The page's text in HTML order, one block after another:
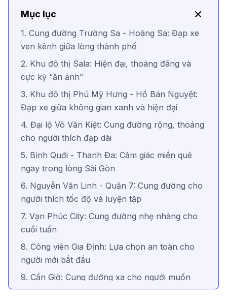
Mục lục
1. Cung đường Trường Sa - Hoàng Sa: Đạp xe
ven kênh giữa lòng thành phố
2. Khu đô thị Sala: Hiện đại, thoáng đãng và
cực kỳ “ăn ảnh”
3. Khu đô thị Phú Mỹ Hưng - Hồ Bán Nguyệt:
Đạp xe giữa không gian xanh và hiện đại
4. Đại lộ Võ Văn Kiệt: Cung đường rộng, thoáng
cho người thích đạp dài
5. Bình Quới - Thanh Đa: Cảm giác miền quê
ngay trong lòng Sài Gòn
6. Nguyễn Văn Linh - Quận 7: Cung đường cho
người thích tốc độ và luyện tập
7. Vạn Phúc City: Cung đường nhẹ nhàng cho
cuối tuần
8. Công viên Gia Định: Lựa chọn an toàn cho
người mới bắt đầu
9. Cần Giờ: Cung đường xa cho người muốn
“đổi gió”